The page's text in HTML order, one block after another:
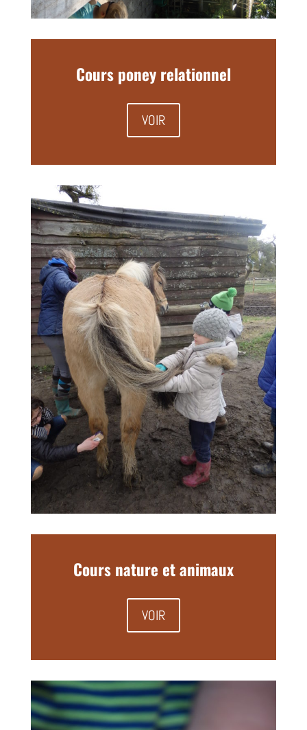
Cours poney relationnel
VOIR
Cours nature et animaux
VOIR